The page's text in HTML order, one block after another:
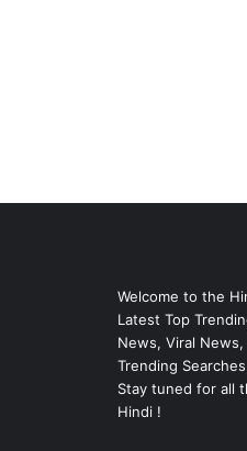
Welcome to the
Latest Top
News, Viral
Trending
Stay tuned for all
Hindi !